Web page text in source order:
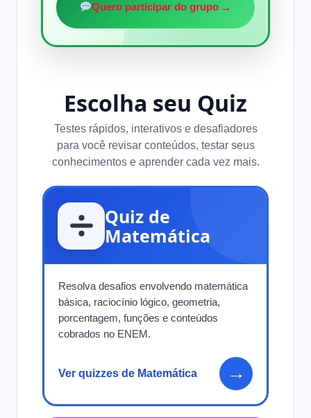
Quero participar do grupo→
Escolha seu Quiz
Testes rápidos, interativos e desafiadores
para você revisar conteúdos, testar seus
conhecimentos e aprender cada vez mais.
Quiz de
Matemática
Resolva desafios envolvendo matemática
básica, raciocínio lógico, geometria,
porcentagem, funções e conteúdos
cobrados no ENEM.
Ver quizzes de Matemática →